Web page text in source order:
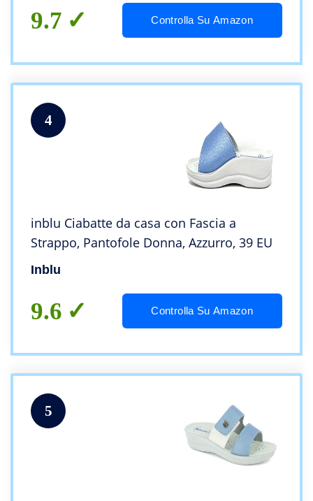
9.7 Controlla Su Amazon
4
inblu Ciabatte da casa con Fascia a
Strappo, Pantofole Donna, Azzurro, 39 EU
Inblu
9.6 Controlla Su Amazon
5